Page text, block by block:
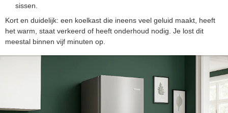
sissen.
Kort en duidelijk: een koelkast die ineens veel geluid maakt, heeft
het warm, staat verkeerd of heeft onderhoud nodig. Je lost dit
meestal binnen vijf minuten op.